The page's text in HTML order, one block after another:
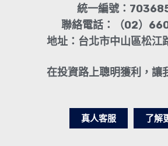
統一編號：
聯絡電話：（02）
地址：台北市中山區松江
在投資路上聰明獲利，讓
真人客服 了解